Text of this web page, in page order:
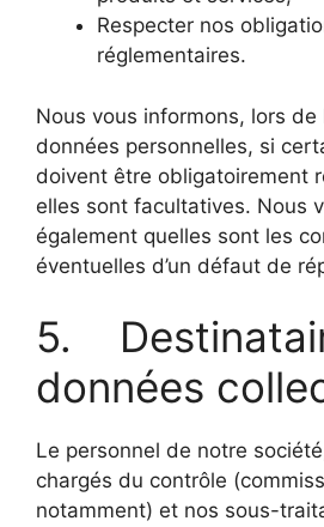
Respecter nos
réglementaires.
Nous vous informons, lors
données personnelles, si
doivent être obligatoirement
elles sont facultatives. Nous
également quelles sont les
éventuelles d’un défaut de
5.
données
Le personnel de notre
chargés du contrôle
notamment) et nos sous-